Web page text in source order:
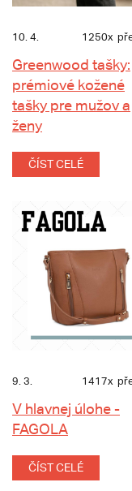
10. 4. 1250x
Greenwood tašky:
prémiové kožené
tašky pre mužov a
ženy
ČÍST CELÉ
9. 3. 1417x
V hlavnej úlohe -
FAGOLA
ČÍST CELÉ